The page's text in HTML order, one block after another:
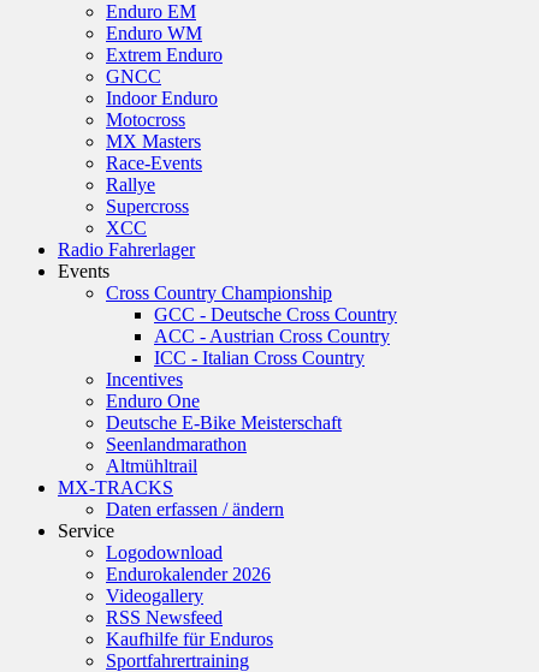
Enduro EM
Enduro WM
Extrem Enduro
GNCC
Indoor Enduro
Motocross
MX Masters
Race-Events
Rallye
Supercross
XCC
Radio Fahrerlager
Events
Cross Country Championship
GCC - Deutsche Cross Country
ACC - Austrian Cross Country
ICC - Italian Cross Country
Incentives
Enduro One
Deutsche E-Bike Meisterschaft
Seenlandmarathon
Altmühltrail
MX-TRACKS
Daten erfassen / ändern
Service
Logodownload
Endurokalender 2026
Videogallery
RSS Newsfeed
Kaufhilfe für Enduros
Sportfahrertraining